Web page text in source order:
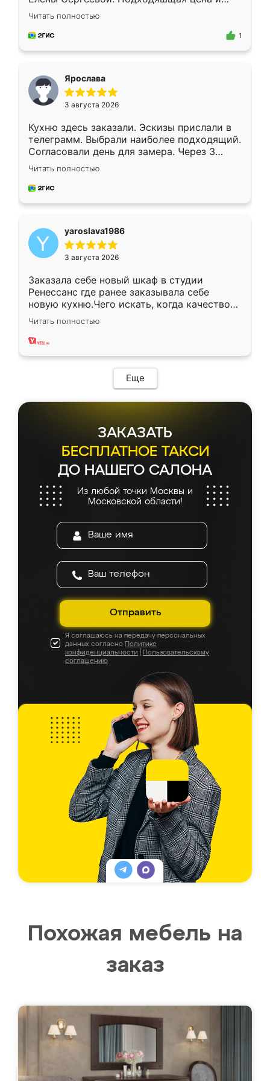
короткие сроки изготовления. Приехавший
для замера сотрудник Владислав
предложил по моему эскизу самый
Читать полностью
1
Ярослава
3 августа 2026
Кухню здесь заказали. Эскизы прислали в
телеграмм. Выбрали наиболее подходящий.
Согласовали день для замера. Через 3
недели кухня была уже готова. Остались
довольны работой. Спасибо Ренессанс
мебель за качественную работу!
Читать полностью
yaroslava1986
3 августа 2026
Заказала себе новый шкаф в студии
Ренессанс где ранее заказывала себе
новую кухню.Чего искать, когда качеством
вполне довольна. Служит кухня уже почти
два года, нареканий нет.
Читать полностью
Еще
ЗАКАЗАТЬ
БЕСПЛАТНОЕ ТАКСИ
ДО НАШЕГО САЛОНА
Из любой точки Москвы и
Московской области!
Отправить
Я соглашаюсь на передачу персональных
данных согласно Политике
конфиденциальности
Пользовательскому
соглашению
Похожая мебель на
заказ